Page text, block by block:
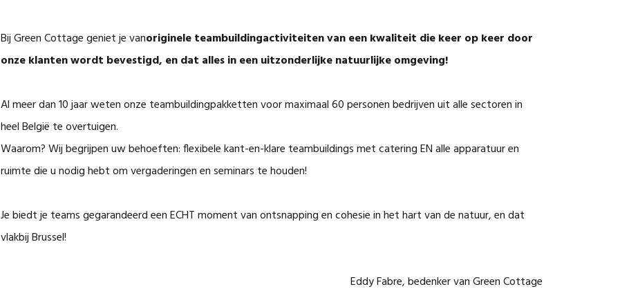
Bij Green Cottage geniet je vanoriginele teambuildingactiviteiten van een kwaliteit die keer op keer door
onze klanten wordt bevestigd, en dat alles in een uitzonderlijke natuurlijke omgeving!
Al meer dan 10 jaar weten onze teambuildingpakketten voor maximaal 60 personen bedrijven uit alle sectoren in
heel België te overtuigen.
Waarom? Wij begrijpen uw behoeften: flexibele kant-en-klare teambuildings met catering EN alle apparatuur en
ruimte die u nodig hebt om vergaderingen en seminars te houden!
Je biedt je teams gegarandeerd een ECHT moment van ontsnapping en cohesie in het hart van de natuur, en dat
vlakbij Brussel!
Eddy Fabre, bedenker van Green Cottage